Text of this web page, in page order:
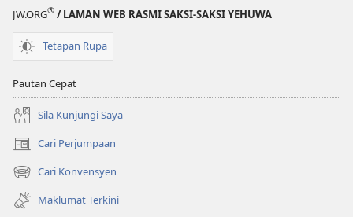
JW.ORG® / LAMAN WEB RASMI SAKSI-SAKSI YEHUWA
Tetapan Rupa
Pautan Cepat
Sila Kunjungi Saya
Cari Perjumpaan
(membuka
tetingkap
baharu)
Cari Konvensyen
(membuka
tetingkap
baharu)
Maklumat Terkini